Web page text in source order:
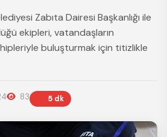
Zabıta Dairesi Başkanlığı ile
ekipleri, vatandaşların
buluşturmak için titizlikle
83 5 dk